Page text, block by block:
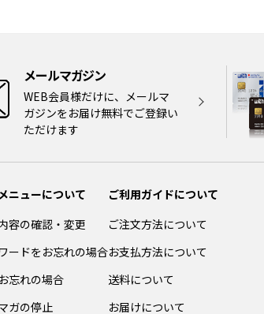
メールマガジン
WEB会員様だけに、メールマ
ガジンをお届け無料でご登録い
ただけます
ニューについて
容の確認・変更
ードをお忘れの場合
忘れの場合
ガの停止
ご利用ガイドについて
ご注文方法について
お支払方法について
送料について
お届けについて